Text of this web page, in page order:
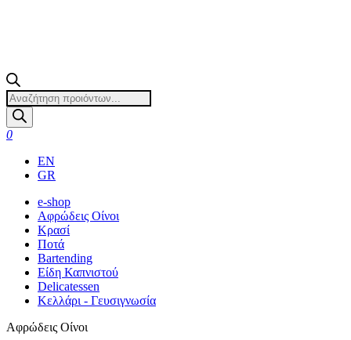
Products
search
0
EN
GR
e-shop
Αφρώδεις Οίνοι
Κρασί
Ποτά
Bartending
Είδη Καπνιστού
Delicatessen
Κελλάρι - Γευσιγνωσία
Αφρώδεις Οίνοι